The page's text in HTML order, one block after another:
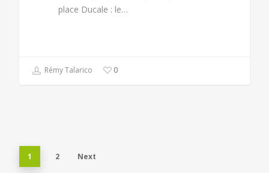
place Ducale : le…
Rémy Talarico 0
1 2 Next